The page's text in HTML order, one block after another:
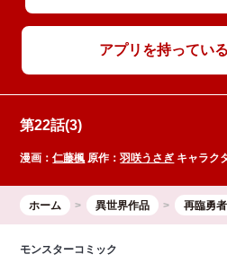
アプリを持ってい
第22話(3)
漫画：仁藤楓 原作：羽咲うさぎ キャラク
ホーム 異世界作品 再臨勇
モンスターコミック